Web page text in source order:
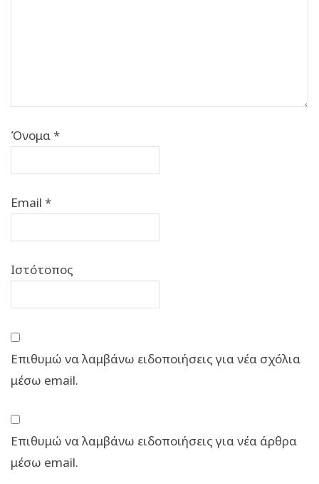
Όνομα*
Email *
Ιστότοπος
Επιθυμώ να λαμβάνω ειδοποιήσεις για νέα σχόλια
μέσω email.
Επιθυμώ να λαμβάνω ειδοποιήσεις για νέα άρθρα
μέσω email.